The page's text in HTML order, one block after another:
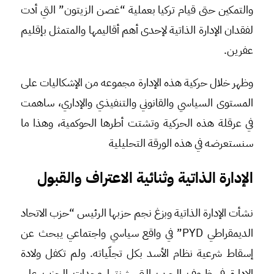
والتمكين حتى قيام تركيا بعملية “غصن الزيتون” التي أدت
لفقدان الإدارة الذاتية لإحدى أهم أقاليمها والمتمثل بإقليم
عفرين.
وظهر خلال حركية هذه الإدارة مجموعه من الإشكاليات على
المستوى السياسي والقانوني والتنفيذي والإداري، ساهمت
في عرقلة هذه الحركية وتشتت أطرها الحوكمية، وهذا ما
سنستعرضه في هذه الورقة التحليلية
الإدارة الذاتية وثنائية الاعتراف والقبول
نشأت الإدارة الذاتية وبزغ نجم حزبها الرئيس “حزب الاتحاد
الديمقراطي PYD” في واقع سياسي واجتماعي يبحث عن
إسقاط شرعية نظام الأسد بكل تجلّياته. ولم تكفل ولادة